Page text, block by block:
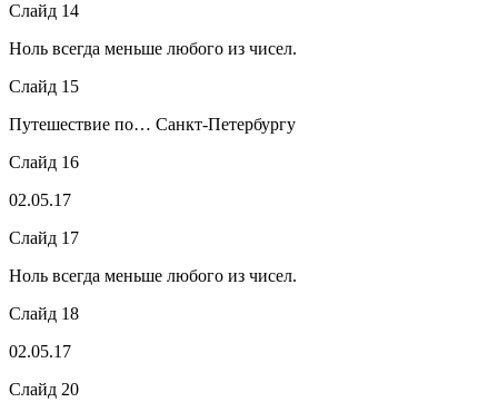
Слайд 14
Ноль всегда меньше любого из чисел.
Слайд 15
Путешествие по… Санкт-Петербургу
Слайд 16
02.05.17
Слайд 17
Ноль всегда меньше любого из чисел.
Слайд 18
02.05.17
Слайд 20